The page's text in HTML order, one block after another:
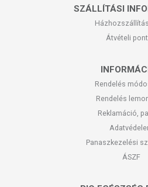
SZÁLLÍTÁSI
Átvételi
Rendelés
Rendelés
Reklamáció,
Panaszkezelési
ÁSZF